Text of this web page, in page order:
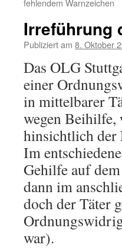
fehlendem Warnzeichen
Irreführung
Publiziert am 8. Oktober
Das OLG
einer
in mittelbarer
wegen Beihilfe,
hinsichtlich der
Im
Gehilfe auf
dann im
doch der Täter
war).